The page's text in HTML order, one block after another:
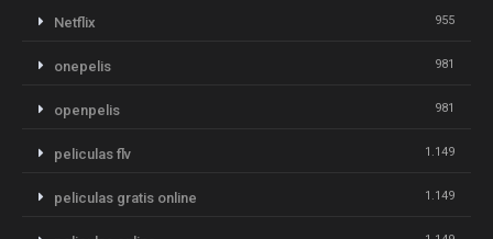
Netflix 955
onepelis 981
openpelis 981
peliculas flv 1.149
peliculas gratis online 1.149